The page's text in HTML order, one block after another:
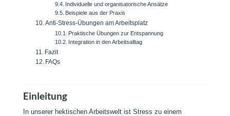
Individuelle und organisatorische Ansätze
Beispiele aus der Praxis
Anti-Stress-Übungen am Arbeitsplatz
Praktische Übungen zur Entspannung
Integration in den Arbeitsalltag
Fazit
FAQs
Einleitung
In unserer hektischen Arbeitswelt ist Stress zu einem